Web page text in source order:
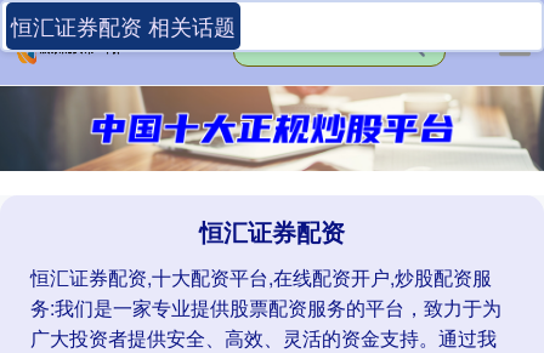
恒汇证券配资
恒汇证券配资,十大配资平台,在线配资开户,炒股配资服
务:我们是一家专业提供股票配资服务的平台，致力于为
广大投资者提供安全、高效、灵活的资金支持。通过我
恒汇证券配资 相关话题